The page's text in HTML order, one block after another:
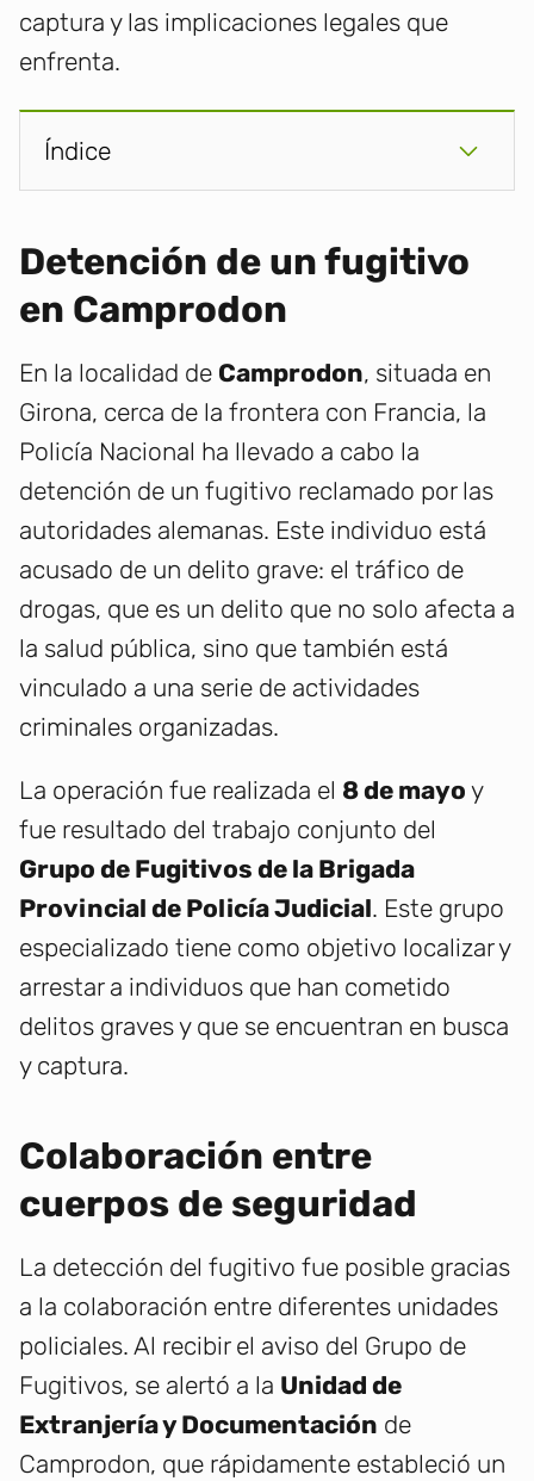
captura y las implicaciones legales que
enfrenta.
Índice
Detención de un fugitivo
en Camprodon
En la localidad de Camprodon, situada en
Girona, cerca de la frontera con Francia, la
Policía Nacional ha llevado a cabo la
detención de un fugitivo reclamado por las
autoridades alemanas. Este individuo está
acusado de un delito grave: el tráfico de
drogas, que es un delito que no solo afecta a
la salud pública, sino que también está
vinculado a una serie de actividades
criminales organizadas.
La operación fue realizada el 8 de mayo y
fue resultado del trabajo conjunto del
Grupo de Fugitivos de la Brigada
Provincial de Policía Judicial. Este grupo
especializado tiene como objetivo localizar y
arrestar a individuos que han cometido
delitos graves y que se encuentran en busca
y captura.
Colaboración entre
cuerpos de seguridad
La detección del fugitivo fue posible gracias
a la colaboración entre diferentes unidades
policiales. Al recibir el aviso del Grupo de
Fugitivos, se alertó a la Unidad de
Extranjería y Documentación de
Camprodon, que rápidamente estableció un